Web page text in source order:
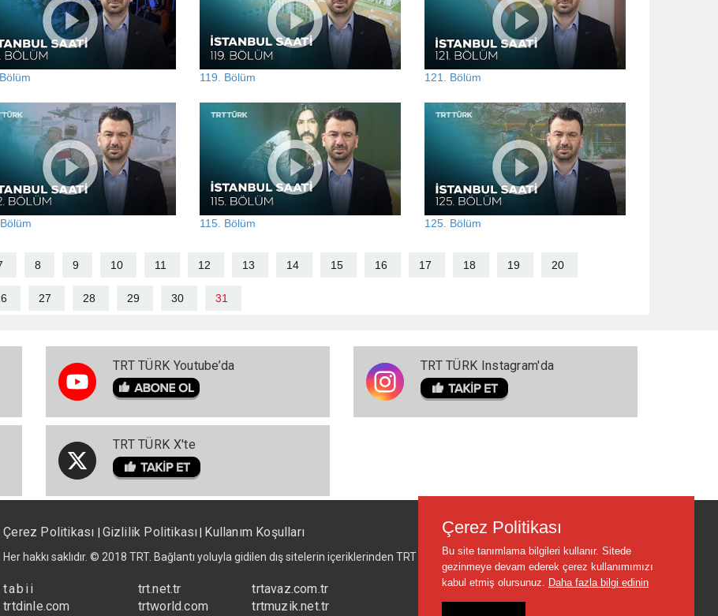
119. Bölüm 121. Bölüm
115. Bölüm 125. Bölüm
8 9 10 11 12 13 14 15 16 17 18 19 20
27 28 29 30 31
TRT TÜRK Youtube’da
TRT TÜRK X'te
TRT TÜRK Instagram'da
Çerez Politikası Gizlilik Politikası Kullanım Koşulları
Her hakkı saklıdır. © 2018 TRT. Bağlantı yoluyla gidilen dış sitelerin içeriklerinden TRT sorumlu değildir.
tabii
trtdinle.com
trt.net.tr
trtworld.com
trtavaz.com.tr
trtmuzik.net.tr
Çerez Politikası
Bu site tanımlama bilgileri kullanır. Sitede
gezinmeye devam ederek çerez kullanımımızı
kabul etmiş olursunuz. Daha fazla bilgi edinin